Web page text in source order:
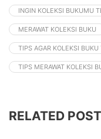
INGIN KOLEKSI BUKUMU
MERAWAT KOLEKSI BUKU
TIPS AGAR KOLEKSI BUKU
TIPS MERAWAT KOLEKSI
RELATED